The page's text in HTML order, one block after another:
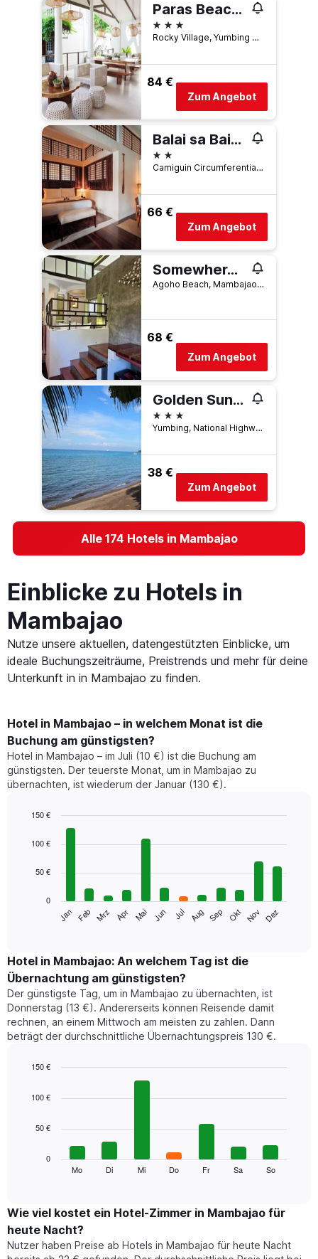
Paras Beach Resort
3 Sterne
Rocky Village, Yumbing Mambajao, Mambajao, Philippinen
84 €
Zum Angebot
Balai sa Baibai
2 Sterne
Camiguin Circumferential Road, Mambajao, Philippinen
66 €
Zum Angebot
Somewhere Else Boutique Resort
Agoho Beach, Mambajao, Mambajao, Philippinen
68 €
Zum Angebot
Golden Sunset Beach Club
3 Sterne
Yumbing, National Highway, Mambajao, Mambajao, Philippinen
38 €
Zum Angebot
Alle 174 Hotels in Mambajao
Einblicke zu Hotels in
Mambajao
Nutze unsere aktuellen, datengestützten Einblicke, um
ideale Buchungszeiträume, Preistrends und mehr für deine
Unterkunft in in Mambajao zu finden.
Hotel in Mambajao – in welchem Monat ist die
Buchung am günstigsten?
Hotel in Mambajao – im Juli (10 €) ist die Buchung am
günstigsten. Der teuerste Monat, um in Mambajao zu
übernachten, ist wiederum der Januar (130 €).
chart
bars.
folgende
den
durchschnittlichen
Zimmerpreis
im
jeweiligen
Monat
an.
Diagramm
die
Monate
hat
1
Y-
Achse,
graphic.
Jan Feb Mrz Apr Mai Jun Jul Aug Sep Okt Nov Dez
0
50 €
100 €
150 €
Hotel in Mambajao: An welchem Tag ist die
Übernachtung am günstigsten?
Der günstigste Tag, um in Mambajao zu übernachten, ist
Donnerstag (13 €). Andererseits können Reisende damit
rechnen, an einem Mittwoch am meisten zu zahlen. Dann
beträgt der durchschnittliche Übernachtungspreis 130 €.
chart
bars.
den
durchschnittlichen
Preis
eines
Mo Di Mi Do Fr Sa So
0
50 €
100 €
150 €
Wie viel kostet ein Hotel-Zimmer in Mambajao für
heute Nacht?
Nutzer haben Preise ab Hotels in Mambajao für heute Nacht